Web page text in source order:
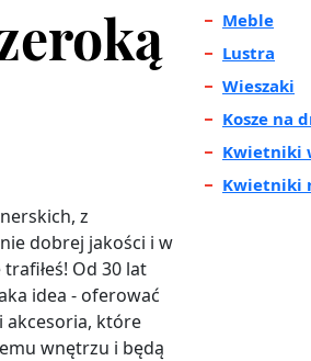
z
dobrej jakości i w
Od 30 lat
idea - oferować
akcesoria, które
wnętrzu i będą
Meble
Lustra
Wieszaki
Kosze na
Kwietniki
Kwietniki